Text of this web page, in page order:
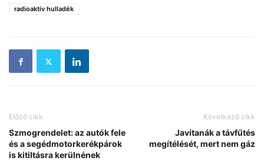
radioaktív hulladék
Előző cikk
Szmogrendelet: az autók fele
és a segédmotorkerékpárok
is kitiltásra kerülnének
Következő cikk
Javítanák a távfűtés
megítélését, mert nem gáz